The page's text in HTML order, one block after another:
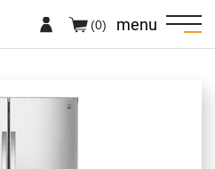
menu
(0)